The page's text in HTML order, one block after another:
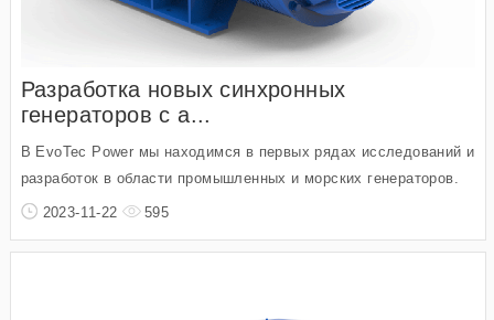
Разработка новых синхронных
генераторов с а...
В EvoTec Power мы находимся в первых рядах исследований и
разработок в области промышленных и морских генераторов.
2023-11-22 595